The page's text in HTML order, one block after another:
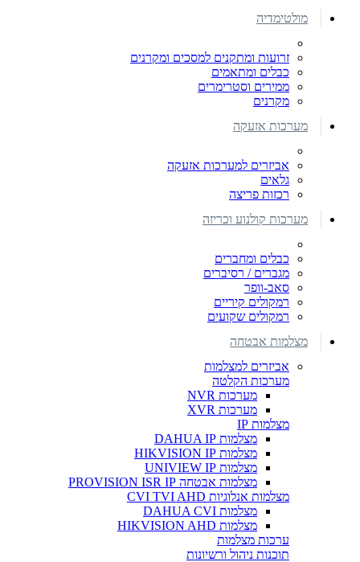
מולטימדיה
זרועות ומתקנים למסכים ומקרנים
כבלים ומתאמים
ממירים וסטרימרים
מקרנים
מערכות אזעקה
אביזרים למערכות אזעקה
גלאים
רכזות פריצה
מערכות קולנוע וכריזה
כבלים ומחברים
מגברים / רסיברים
סאב-וופר
רמקולים קיריים
רמקולים שקועים
מצלמות אבטחה
אביזרים למצלמות
מערכות הקלטה
מערכות NVR
מערכות XVR
מצלמות IP
מצלמות DAHUA IP
מצלמות HIKVISION IP
מצלמות UNIVIEW IP
מצלמות אבטחה PROVISION ISR IP
מצלמות אנלוגיות CVI TVI AHD
מצלמות DAHUA CVI
מצלמות HIKVISION AHD
ערכות מצלמות
תוכנות ניהול ורשיונות